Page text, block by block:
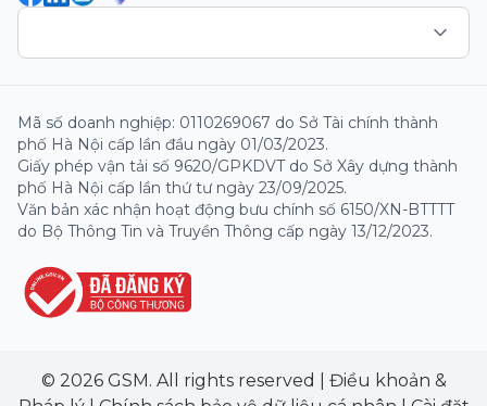
Mã số doanh nghiệp: 0110269067 do Sở Tài chính thành
phố Hà Nội cấp lần đầu ngày 01/03/2023.
Giấy phép vận tải số 9620/GPKDVT do Sở Xây dựng thành
phố Hà Nội cấp lần thứ tư ngày 23/09/2025.
Văn bản xác nhận hoạt động bưu chính số 6150/XN-BTTTT
do Bộ Thông Tin và Truyền Thông cấp ngày 13/12/2023.
© 2026 GSM. All rights reserved
Điều khoản &